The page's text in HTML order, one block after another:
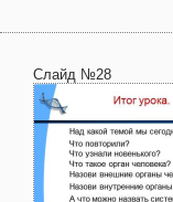
Слайд №28